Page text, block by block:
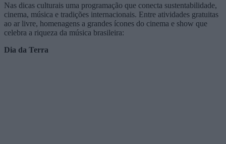
Nas dicas culturais uma programação que conecta sustentabilidade,
cinema, música e tradições internacionais. Entre atividades gratuitas
ao ar livre, homenagens a grandes ícones do cinema e show que
celebra a riqueza da música brasileira:
Dia da Terra